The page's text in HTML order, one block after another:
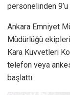
personelinden 9’u
Ankara Emniyet
Müdürlüğü
Kara Kuvvetleri
telefon veya
başlattı.